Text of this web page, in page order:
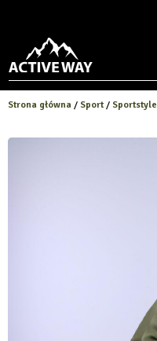
Strona główna / Sport / Sportstyle